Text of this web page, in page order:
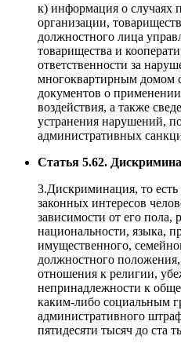
к) информация о случаях
организации,
должностного лица
товарищества и
ответственности за
многоквартирным домом
документов о
воздействия, а также
устранения нарушений,
административных
Статья 5.62.
3.Дискриминация, то
законных интересов
зависимости от его пола,
национальности, языка,
имущественного,
должностного положения,
отношения к религии,
непринадлежности к
каким-либо социальным
административного
пятидесяти тысяч до ста